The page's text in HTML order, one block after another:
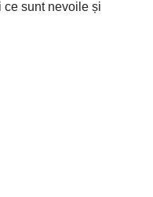
sunt nevoile și